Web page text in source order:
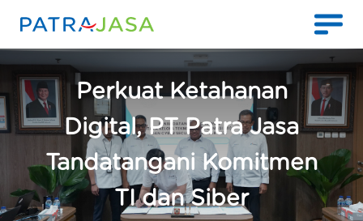
Perkuat Ketahanan
Digital, PT Patra Jasa
Tandatangani Komitmen
TI dan Siber